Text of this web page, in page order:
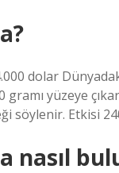
dolar
yüzeye
söylenir. Etkisi
nasıl